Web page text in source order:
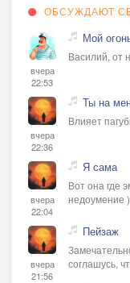
ОБСУЖДАЮТ
вчера
22:53
Мой
Василий, от
вчера
22:36
Ты на
Влияет
вчера
22:04
Я сама
Вот она где
недоумение
вчера
21:56
Пейзаж
соглашусь,